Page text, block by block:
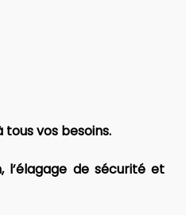
vos besoins.
l’élagage de sécurité et